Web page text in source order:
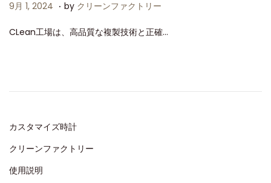
P
s
n
9月 1, 2024 9
1
4
by クリーンファクトリー
CLean工場は、高品質な複製技術と正確…
カスタマイズ時計
クリーンファクトリー
使用説明